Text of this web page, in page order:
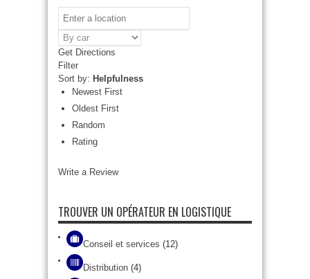
Get Directions
Filter
Sort by: Helpfulness
Newest First
Oldest First
Random
Rating
Write a Review
TROUVER UN OPÉRATEUR EN LOGISTIQUE
Conseil et services (12)
Distribution (4)